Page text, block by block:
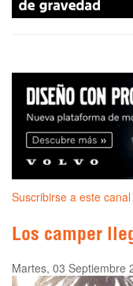
Suscribirse a este canal
Los camper
Martes, 03 Septiembre